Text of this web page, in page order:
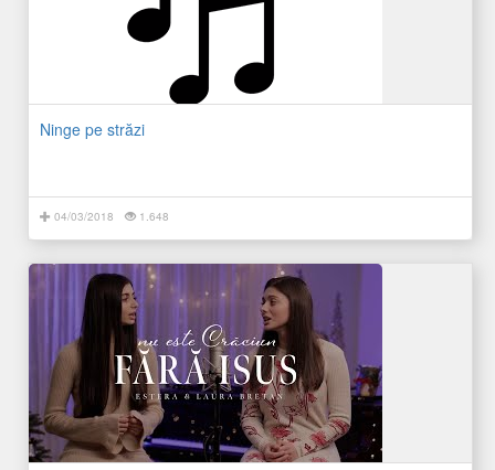
Ninge pe străzi
04/03/2018 1.648